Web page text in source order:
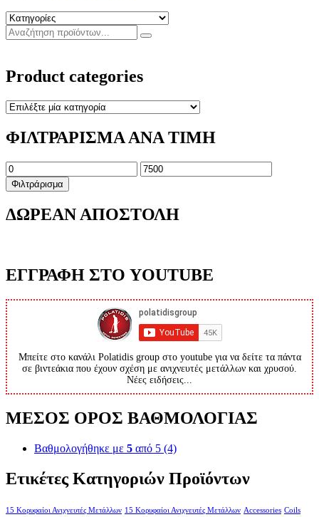
Product categories
ΦΙΛΤΡΑΡΙΣΜΑ ΑΝΑ ΤΙΜΗ
Ελάχιστη
τιμή
Μέγιστη
τιμή
Φιλτράρισμα
ΔΩΡΕΑΝ ΑΠΟΣΤΟΛΗ
ΕΓΓΡΑΦΗ ΣΤΟ YOUTUBE
Μπείτε στο κανάλι Polatidis group στο youtube για να δείτε τα πάντα
σε βιντεάκια που έχουν σχέση με ανιχνευτές μετάλλων και χρυσού.
Νέες ειδήσεις...
ΜΕΣΟΣ ΟΡΟΣ ΒΑΘΜΟΛΟΓΙΑΣ
Βαθμολογήθηκε με 5 από 5 (4)
Ετικέτες Κατηγοριών Προϊόντων
15 Κορυφαίοι Ανιχνευτές Μετάλλων 15 Κορυφαίοι Ανιχνευτές Μετάλλων Accessories Coils